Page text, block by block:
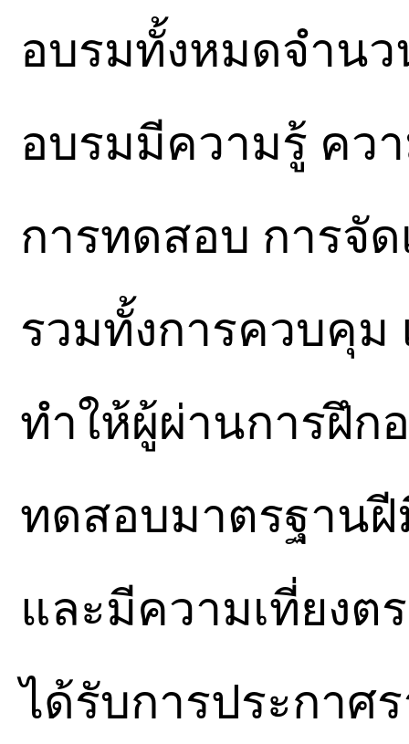
อบรมทั้งหมดจำนว
อบรมมีความรู้ คว
การทดสอบ การจั
รวมทั้งการควบคุม
ทำให้ผู้ผ่านการฝึก
ทดสอบมาตรฐาน
และมีความเที่ยงต
ได้รับการประกา